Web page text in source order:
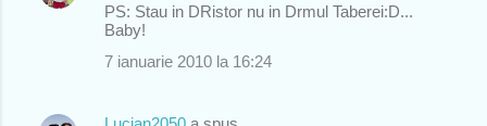
PS: Stau in DRistor nu in Drmul Taberei:D...
Baby!
7 ianuarie 2010 la 16:24